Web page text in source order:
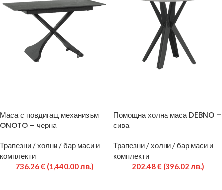
Маса с повдигащ механизъм
ONOTO – черна
Трапезни / холни / бар маси и
комплекти
736.26€ (1,440.00 лв.)
Помощна холна маса DEBNO –
сива
Трапезни / холни / бар маси и
комплекти
202.48€ (396.02 лв.)